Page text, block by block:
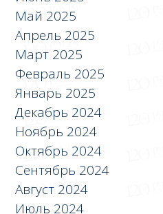
Май 2025
Апрель 2025
Март 2025
Февраль 2025
Январь 2025
Декабрь 2024
Ноябрь 2024
Октябрь 2024
Сентябрь 2024
Август 2024
Июль 2024